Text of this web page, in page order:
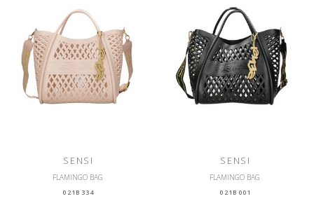
SENSI
FLAMINGO BAG
021B334
SENSI
FLAMINGO BAG
021B001